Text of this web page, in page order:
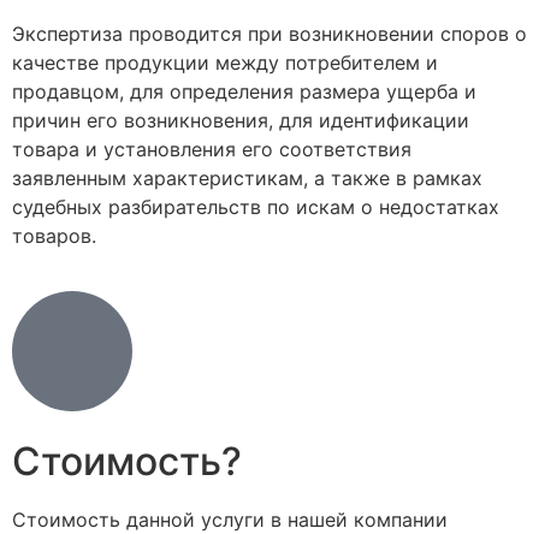
Экспертиза проводится при возникновении споров о
качестве продукции между потребителем и
продавцом, для определения размера ущерба и
причин его возникновения, для идентификации
товара и установления его соответствия
заявленным характеристикам, а также в рамках
судебных разбирательств по искам о недостатках
товаров.
Стоимость?
Стоимость данной услуги в нашей компании